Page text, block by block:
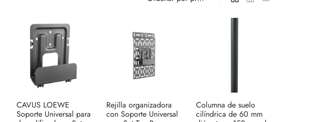
CAVUS LOEWE
Soporte Universal para
Rejilla organizadora
con Soporte Universal
Columna de suelo
cilíndrica de 60 mm